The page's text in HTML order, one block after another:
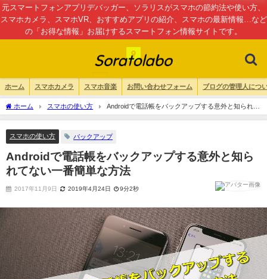
元スマートフォンアプリデバッガー、ソラリスがスマホの節約法や使い方、
スマホカメラ、スマホVR、おすすめアプリの紹介、スマホの最新情報…など
の「お得な情報」お届けするスマートフォン情報サイトです。
ホーム スマホカメラ スマホ音楽 お問い合わせフォーム ブログの管理人につ
ホーム スマホの使い方
Androidで電話帳をバックアップする意外と知られて
ない一番簡単な方法
スマホの使い方 バックアップ
Androidで電話帳をバックアップする意外と知ら
れてない一番簡単な方法
2017年11月9日 2019年4月24日 9分2秒